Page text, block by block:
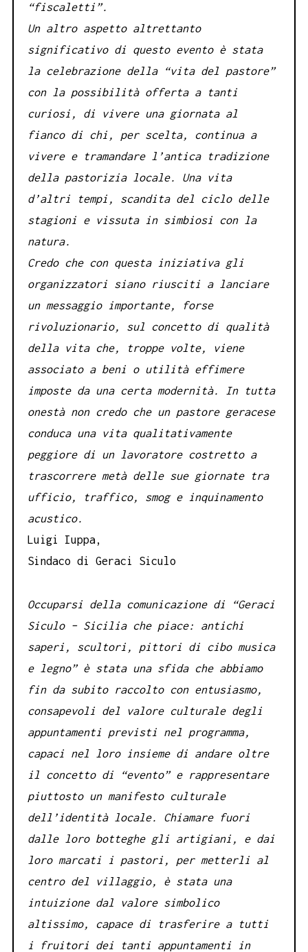
“fiscaletti”.
Un altro aspetto altrettanto
significativo di questo evento è stata
la celebrazione della “vita del pastore”
con la possibilità offerta a tanti
curiosi, di vivere una giornata al
fianco di chi, per scelta, continua a
vivere e tramandare l’antica tradizione
della pastorizia locale. Una vita
d’altri tempi, scandita del ciclo delle
stagioni e vissuta in simbiosi con la
natura.
Credo che con questa iniziativa gli
organizzatori siano riusciti a lanciare
un messaggio importante, forse
rivoluzionario, sul concetto di qualità
della vita che, troppe volte, viene
associato a beni o utilità effimere
imposte da una certa modernità. In tutta
onestà non credo che un pastore geracese
conduca una vita qualitativamente
peggiore di un lavoratore costretto a
trascorrere metà delle sue giornate tra
ufficio, traffico, smog e inquinamento
acustico.
Luigi Iuppa,
Sindaco di Geraci Siculo
Occuparsi della comunicazione di “Geraci
Siculo – Sicilia che piace: antichi
saperi, scultori, pittori di cibo musica
e legno” è stata una sfida che abbiamo
fin da subito raccolto con entusiasmo,
consapevoli del valore culturale degli
appuntamenti previsti nel programma,
capaci nel loro insieme di andare oltre
il concetto di “evento” e rappresentare
piuttosto un manifesto culturale
dell’identità locale. Chiamare fuori
dalle loro botteghe gli artigiani, e dai
loro marcati i pastori, per metterli al
centro del villaggio, è stata una
intuizione dal valore simbolico
altissimo, capace di trasferire a tutti
i fruitori dei tanti appuntamenti in